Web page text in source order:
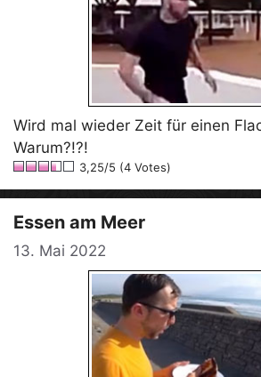
Wird mal wieder Zeit für einen
Warum?!?!
3,25/5 (4 Votes)
Essen am Meer
13. Mai 2022